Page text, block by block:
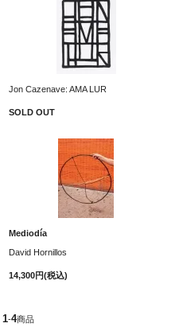
Jon Cazenave: AMA LUR
SOLD OUT
Mediodía
David Hornillos
14,300円(税込)
1-4商品